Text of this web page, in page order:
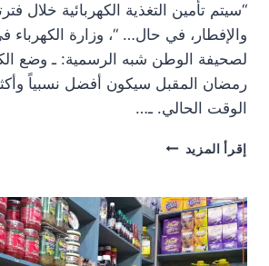
“سيتم تأمين التغذية الكهربائية خلال
والإفطار، في حال… “، وزارة
لصحيفة الوطن شبه الرسمية: ـ وضع
رمضان المقبل سيكون أفضل نسبياً
الوقت الحالي. ـ…
إقرأ المزيد الكهرباء
في
شهر
رمضان
في